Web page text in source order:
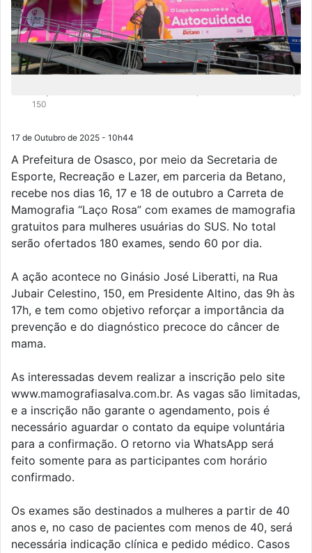
150
17 de Outubro de 2025 - 10h44
A Prefeitura de Osasco, por meio da Secretaria de
Esporte, Recreação e Lazer, em parceria da Betano,
recebe nos dias 16, 17 e 18 de outubro a Carreta de
Mamografia “Laço Rosa” com exames de mamografia
gratuitos para mulheres usuárias do SUS. No total
serão ofertados 180 exames, sendo 60 por dia.
A ação acontece no Ginásio José Liberatti, na Rua
Jubair Celestino, 150, em Presidente Altino, das 9h às
17h, e tem como objetivo reforçar a importância da
prevenção e do diagnóstico precoce do câncer de
mama.
As interessadas devem realizar a inscrição pelo site
www.mamografiasalva.com.br. As vagas são limitadas,
e a inscrição não garante o agendamento, pois é
necessário aguardar o contato da equipe voluntária
para a confirmação. O retorno via WhatsApp será
feito somente para as participantes com horário
confirmado.
Os exames são destinados a mulheres a partir de 40
anos e, no caso de pacientes com menos de 40, será
necessária indicação clínica e pedido médico. Casos